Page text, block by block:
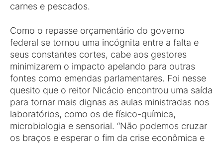
carnes e pescados.
Como o repasse orçamentário do governo
federal se tornou uma incógnita entre a falta e
seus constantes cortes, cabe aos gestores
minimizarem o impacto apelando para outras
fontes como emendas parlamentares. Foi nesse
quesito que o reitor Nicácio encontrou uma saída
para tornar mais dignas as aulas ministradas nos
laboratórios, como os de físico-química,
microbiologia e sensorial. “Não podemos cruzar
os braços e esperar o fim da crise econômica e